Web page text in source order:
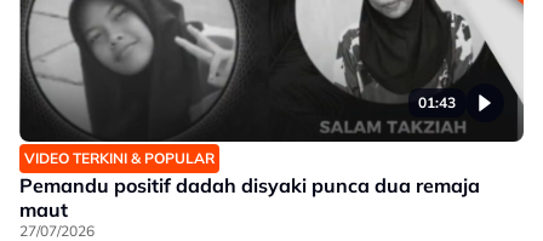
01:43
VIDEO TERKINI & POPULAR
Pemandu positif dadah disyaki punca dua remaja
maut
27/07/2026